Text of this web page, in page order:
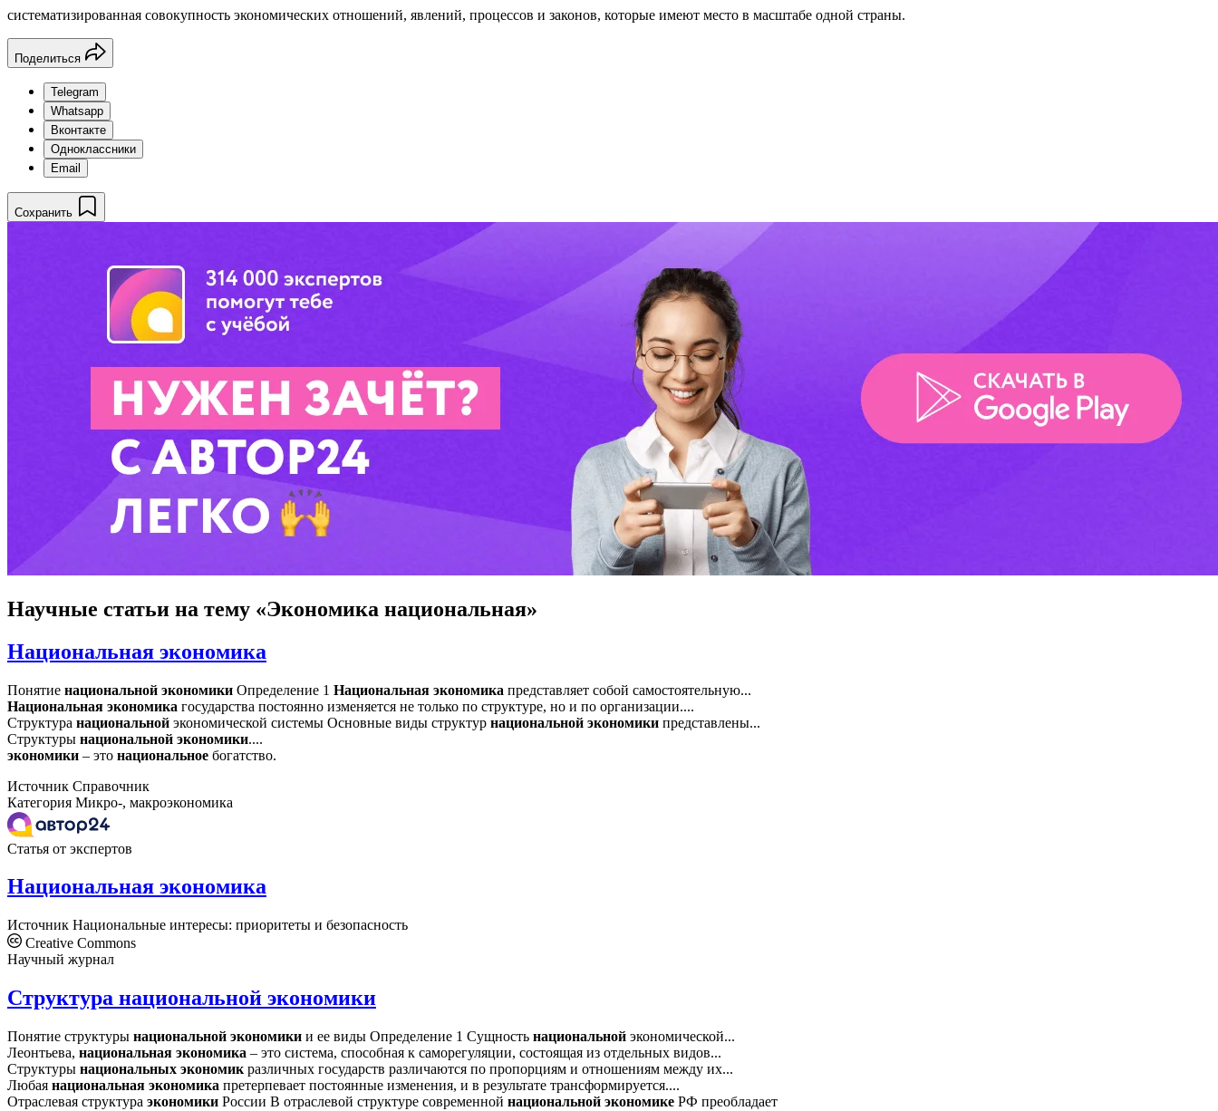
систематизированная совокупность экономических отношений, явлений, процессов и законов, которые имеют место в масштабе одной страны.
Поделиться
Telegram
Whatsapp
Вконтакте
Одноклассники
Email
Сохранить
Научные статьи на тему «Экономика национальная»
Национальная экономика
Понятие национальной экономики Определение 1 Национальная экономика представляет собой самостоятельную...
Национальная экономика государства постоянно изменяется не только по структуре, но и по организации....
Структура национальной экономической системы Основные виды структур национальной экономики представлены...
Структуры национальной экономики....
экономики – это национальное богатство.
Источник Справочник
Категория Микро-, макроэкономика
Статья от экспертов
Национальная экономика
Источник Национальные интересы: приоритеты и безопасность
Creative Commons
Научный журнал
Структура национальной экономики
Понятие структуры национальной экономики и ее виды Определение 1 Сущность национальной экономической...
Леонтьева, национальная экономика – это система, способная к саморегуляции, состоящая из отдельных видов...
Структуры национальных экономик различных государств различаются по пропорциям и отношениям между их...
Любая национальная экономика претерпевает постоянные изменения, и в результате трансформируется....
Отраслевая структура экономики России В отраслевой структуре современной национальной экономике РФ преобладает